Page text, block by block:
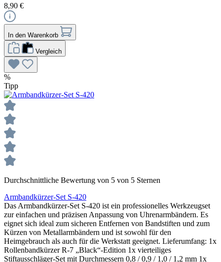
8,90 €
In den Warenkorb
Vergleich
%
Tipp
Durchschnittliche Bewertung von 5 von 5 Sternen
Armbandkürzer-Set S-420
Das Armbandkürzer-Set S-420 ist ein professionelles Werkzeugset
zur einfachen und präzisen Anpassung von Uhrenarmbändern. Es
eignet sich ideal zum sicheren Entfernen von Bandstiften und zum
Kürzen von Metallarmbändern und ist sowohl für den
Heimgebrauch als auch für die Werkstatt geeignet. Lieferumfang: 1x
Rollenbandkürzer R-7 „Black“-Edition 1x vierteiliges
Stiftausschläger-Set mit Durchmessern 0,8 / 0,9 / 1,0 / 1,2 mm 1x